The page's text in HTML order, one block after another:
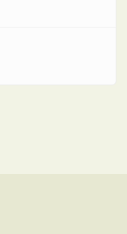
de generación